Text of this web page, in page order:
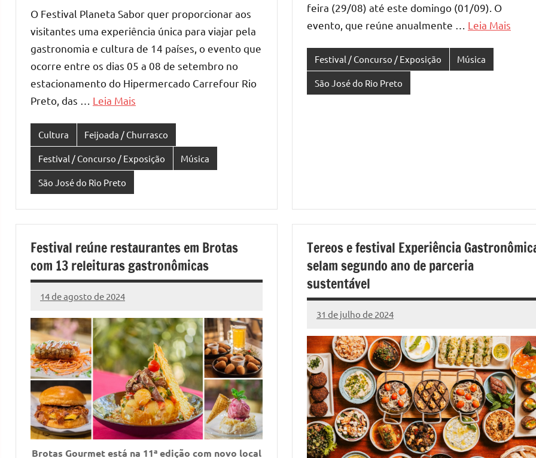
O Festival Planeta Sabor quer proporcionar aos
visitantes uma experiência única para viajar pela
gastronomia e cultura de 14 países, o evento que
ocorre entre os dias 05 a 08 de setembro no
estacionamento do Hipermercado Carrefour Rio
Preto, das … Leia Mais
Cultura Feijoada / Churrasco
Festival / Concurso / Exposição Música
São José do Rio Preto
feira (29/08) até este domingo (01/09). O
evento, que reúne anualmente … Leia Mais
Festival / Concurso / Exposição Música
São José do Rio Preto
Festival reúne restaurantes em Brotas
com 13 releituras gastronômicas
14 de agosto de 2024
Marcelo
Fachin
8
comentários
Brotas Gourmet está na 11ª edição com novo local
Tereos e festival Experiência
selam segundo ano de parceria
sustentável
31 de julho de 2024
Marcelo
Fachin
7
comentários